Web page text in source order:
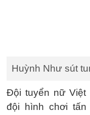
Huỳnh Như sút
Đội tuyển nữ Việt
đội hình chơi tấn